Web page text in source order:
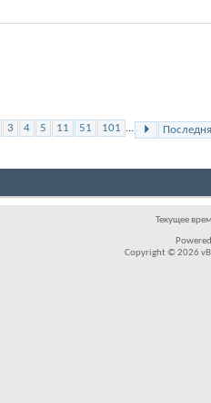
3 4 5 11 51 101 ...
Текущее
Copyright © 2026